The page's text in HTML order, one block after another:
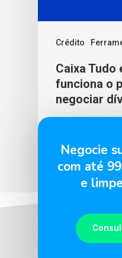
Crédito
Caixa Tudo
funciona o
negociar
Negocie
com até
e